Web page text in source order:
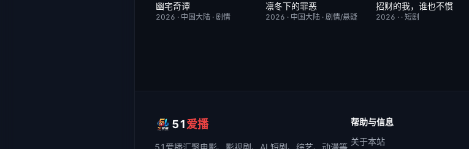
更新至第14集
幽宅奇谭
2026 · 中国大陆 · 剧情
更新至第16集
凛冬下的罪恶
2026 · 中国大陆 ·剧情/悬疑
完结
招财的我，谁也不惯
2026 · · 短剧
51爱播
51爱播汇聚电影、影视剧、AI 短剧、综艺、动漫等
帮助与信息
关于本站